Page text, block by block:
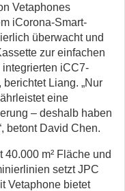
Vetaphones
iCorona-Smart-
überwacht und
zur einfachen
iCC7-
berichtet Liang. „Nur
eine
– deshalb haben
betont David Chen.
m² Fläche und
setzt JPC
Vetaphone bietet